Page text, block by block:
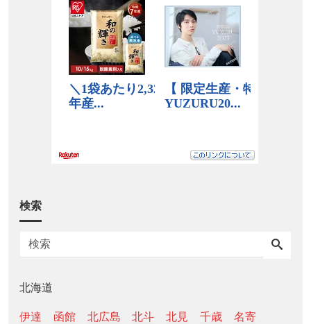
検索
北海道
伊達 函館 北広島 北斗 北見 千歳
名寄